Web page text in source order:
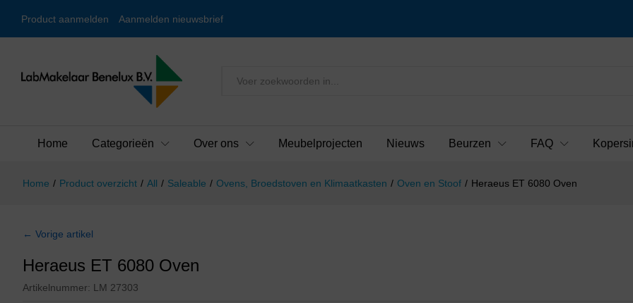
Product aanmelden Aanmelden nieuwsbrief
Alles
Home Categorieën Over ons Meubelprojecten Nieuws Beurzen FAQ
Home / Product overzicht / All / Saleable / Ovens, Broedstoven en Klimaatkasten / Oven en Stoof / Heraeus ET 6080 Oven
← Vorige artikel
Heraeus ET 6080 Oven
Artikelnummer: LM 27303